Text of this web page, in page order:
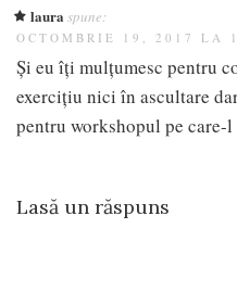
laura spune:
OCTOMBRIE 19, 2017 LA
Și eu îți mulțumesc pentru
exercițiu nici în ascultare
pentru workshopul pe care-l
Lasă un răspuns